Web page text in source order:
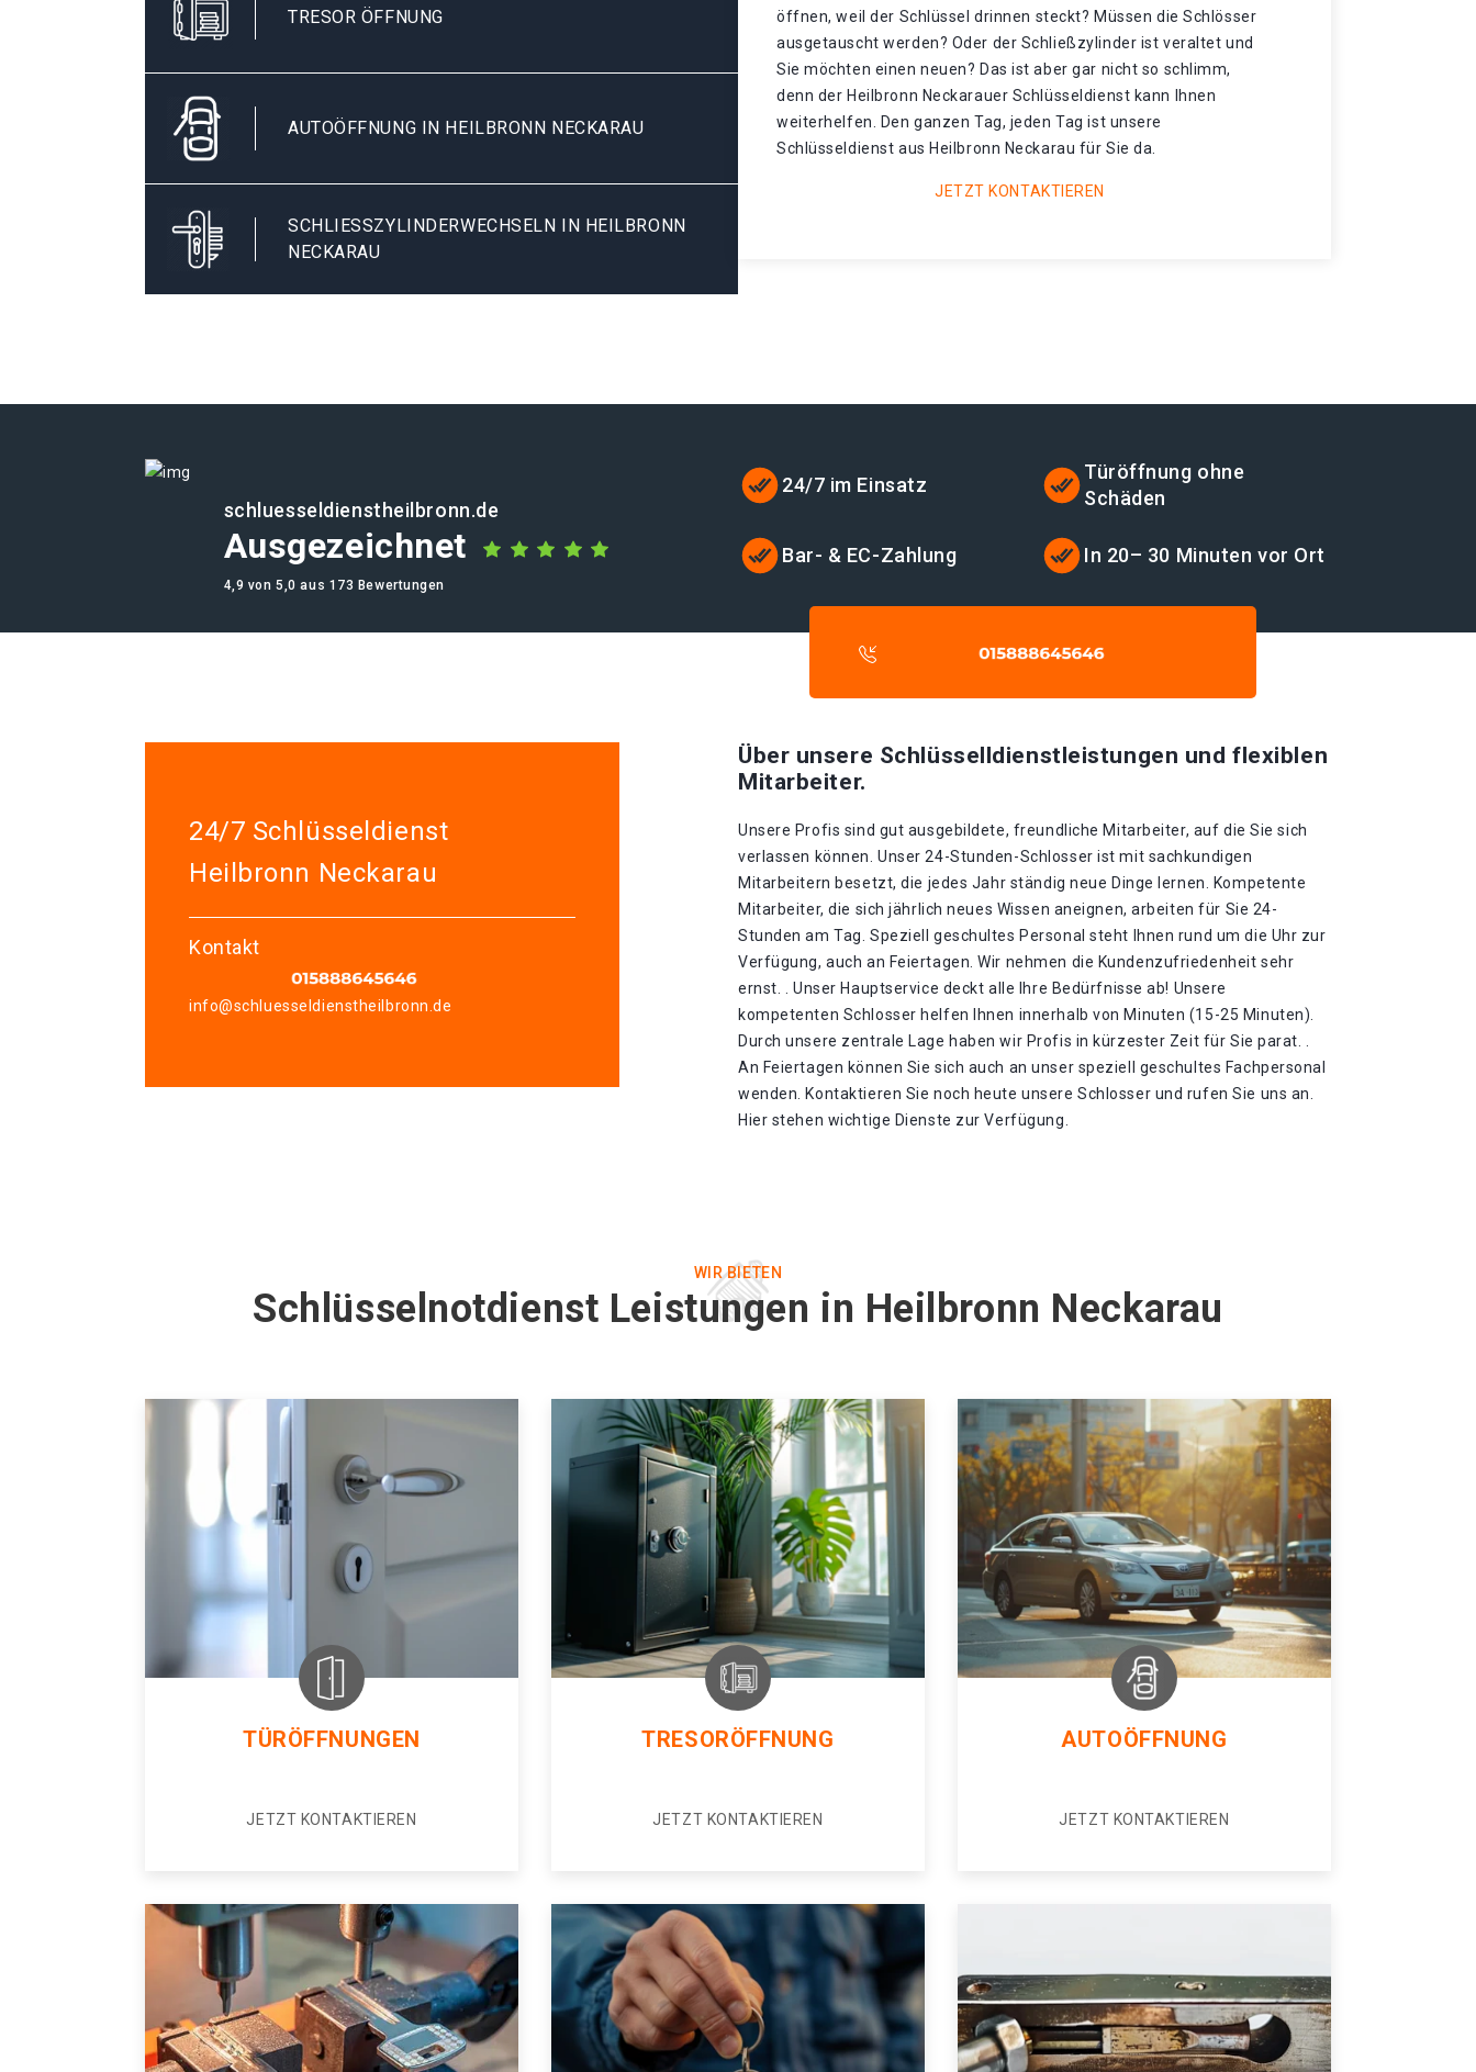
TRESOR ÖFFNUNG
AUTOÖFFNUNG IN HEILBRONN NECKARAU
SCHLIESSZYLINDERWECHSELN IN HEILBRONN N
ECKARAU
öffnen, weil der Schlüssel drinnen steckt? Müssen die Schlösser
ausgetauscht werden? Oder der Schließzylinder ist veraltet und
Sie möchten einen neuen? Das ist aber gar nicht so schlimm,
denn der Heilbronn Neckarauer Schlüsseldienst kann Ihnen
weiterhelfen. Den ganzen Tag, jeden Tag ist unsere
Schlüsseldienst aus Heilbronn Neckarau für Sie da.
JETZT KONTAKTIEREN
schluesseldienstheilbronn.de
Ausgezeichnet
4,9 von 5,0 aus 173 Bewertungen
24/7 im Einsatz
Türöffnung ohne
Schäden
Bar- & EC-Zahlung In 20– 30 Minuten vor Ort
24/7 Schlüsseldienst
Heilbronn Neckarau
Kontakt
info@schluesseldienstheilbronn.de
Über unsere Schlüsselldienstleistungen und flexiblen
Mitarbeiter.
Unsere Profis sind gut ausgebildete, freundliche Mitarbeiter, auf die Sie sich
verlassen können. Unser 24-Stunden-Schlosser ist mit sachkundigen
Mitarbeitern besetzt, die jedes Jahr ständig neue Dinge lernen. Kompetente
Mitarbeiter, die sich jährlich neues Wissen aneignen, arbeiten für Sie 24-
Stunden am Tag. Speziell geschultes Personal steht Ihnen rund um die Uhr zur
Verfügung, auch an Feiertagen. Wir nehmen die Kundenzufriedenheit sehr
ernst. . Unser Hauptservice deckt alle Ihre Bedürfnisse ab! Unsere
kompetenten Schlosser helfen Ihnen innerhalb von Minuten (15-25 Minuten).
Durch unsere zentrale Lage haben wir Profis in kürzester Zeit für Sie parat. .
An Feiertagen können Sie sich auch an unser speziell geschultes Fachpersonal
wenden. Kontaktieren Sie noch heute unsere Schlosser und rufen Sie uns an.
Hier stehen wichtige Dienste zur Verfügung.
WIR BIETEN
Schlüsselnotdienst Leistungen in Heilbronn Neckarau
TÜRÖFFNUNGEN
JETZT KONTAKTIEREN
TRESORÖFFNUNG
JETZT KONTAKTIEREN
AUTOÖFFNUNG
JETZT KONTAKTIEREN